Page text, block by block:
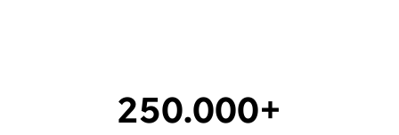
250.000+